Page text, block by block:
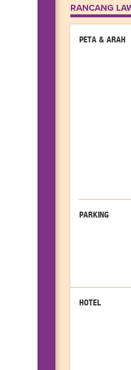
RANCANG
PETA & ARAH
PARKING
HOTEL